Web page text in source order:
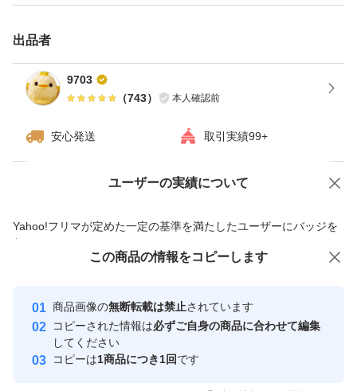
ただけます。
ゆっくり玉ねぎを楽しみたい方に向いています。
長持ちするのは切らないで吊る保管方法のため、1束その
そちらもぜひご検討ください。
出荷専用で発送予定です。
出品者
9703
（743） 本人確認前
安心発送 取引実績99+
ユーザーの実績について
Yahoo!フリマが定めた一定の基準を満たしたユーザーにバッジを
付与しています
安心取引出品者
心・安全なユーザーです
取引実績
引を完了させた実績があります
価格の相談 商品への質問
この商品の情報をコピーします
商品画像の無断転載は禁止されています
コピーされた情報は必ずご自身の商品に合わせて編集
してください
コピーは1商品につき1回です
この商品をみている人にオススメ